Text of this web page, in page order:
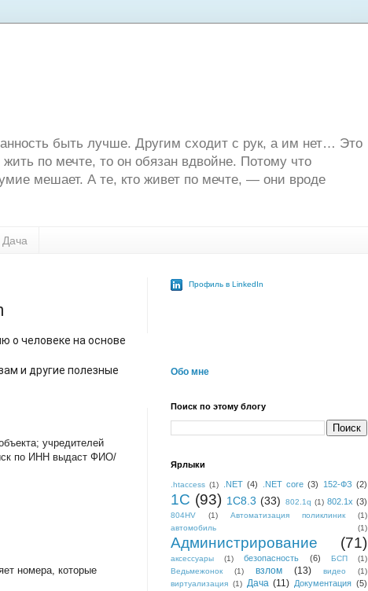
быть лучше. Другим сходит с рук, а им нет… Это
по мечте, то он обязан вдвойне. Потому что
мешает. А те, кто живет по мечте, — они вроде
Дача
о человеке на основе
и другие полезные
учредителей
по ИНН выдаст ФИО/
номера, которые
Профиль в LinkedIn
Обо мне
Поиск по этому блогу
Ярлыки
.htaccess (1) .NET (4) .NET core (3) 152-ФЗ (2)
1С (93) 1C8.3 (33) 802.1q (1) 802.1x (3)
804HV (1) Автоматизация поликлиник
(1)
автомобиль
(1)
Администрирование (71)
аксессуары (1) безопасность (6) БСП
(1)
Ведьмежонок
(1) взлом (13) видео
(1)
виртуализация (1) Дача (11) Документация (5)